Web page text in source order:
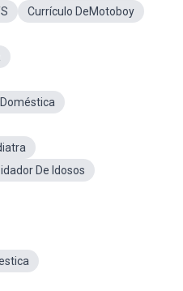
Currículo DeMotoboy
De Idosos